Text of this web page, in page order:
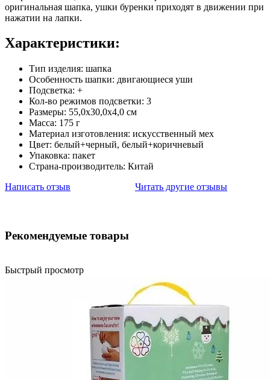
оригинальная шапка, ушки буренки приходят в движении при
нажатии на лапки.
Характеристики:
Тип изделия: шапка
Особенность шапки: двигающиеся уши
Подсветка: +
Кол-во режимов подсветки: 3
Размеры: 55,0х30,0х4,0 см
Масса: 175 г
Материал изготовления: искусственный мех
Цвет: белый+черный, белый+коричневый
Упаковка: пакет
Страна-производитель: Китай
Написать отзыв
Читать другие отзывы
Рекомендуемые товары
Быстрый просмотр